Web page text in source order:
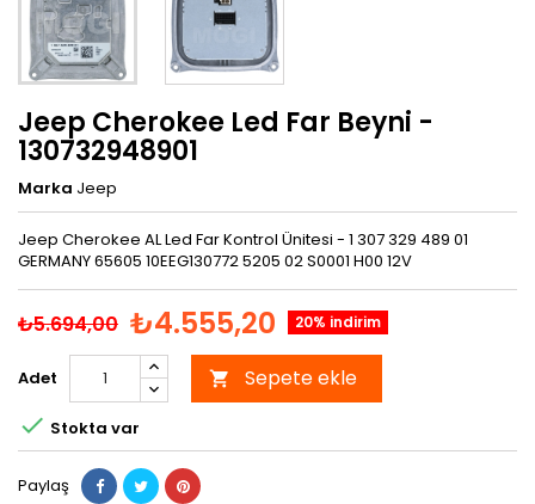
Jeep Cherokee Led Far Beyni -
130732948901
Marka Jeep
Jeep Cherokee AL Led Far Kontrol Ünitesi - 1 307 329 489 01
GERMANY 65605 10EEG130772 5205 02 S0001 H00 12V
₺5.694,00 ₺4.555,20 20% indirim
Adet  Sepete ekle
 Stokta var
Paylaş